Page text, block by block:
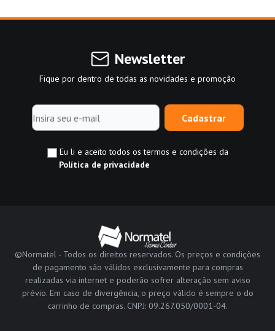
Newsletter
Fique por dentro de todas as novidades e promoção
Cadastrar
Eu li e aceito todos os termos e condições da
Política de privacidade
©Normatel - Todos os direitos reservados. Os preços e condições
de pagamento são válidos exclusivamente para compras
realizadas via internet e poderão sofrer alteração sem aviso
prévio. Em caso de divergência, o preço válido é sempre o do
carrinho de compras. CNPJ: 09.267.050/0001-04.